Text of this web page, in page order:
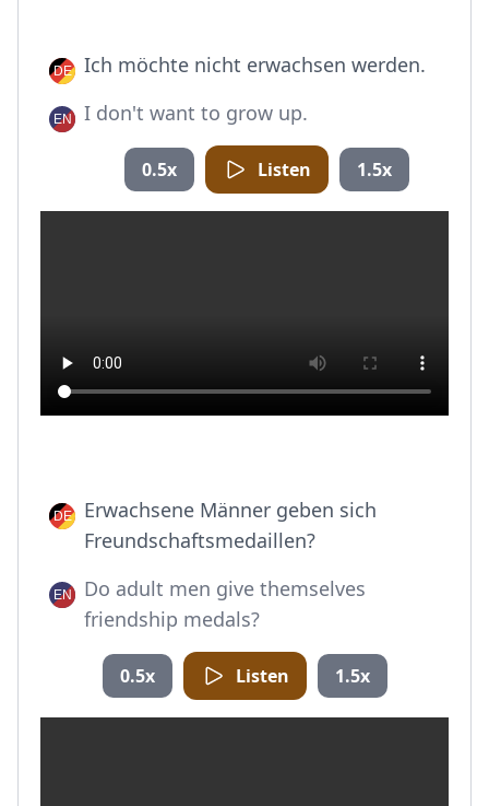
Ich möchte nicht erwachsen werden.
I don't want to grow up.
0.5x Listen 1.5x
Erwachsene Männer geben sich
Freundschaftsmedaillen?
Do adult men give themselves
friendship medals?
0.5x Listen 1.5x